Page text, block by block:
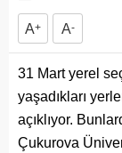
A+ A-
31 Mart yerel
yaşadıkları
açıklıyor.
Çukurova